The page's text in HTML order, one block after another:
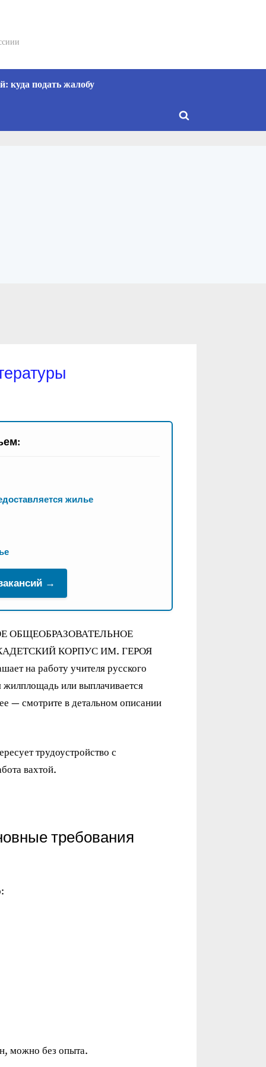
куда подать жалобу
Toggle
жилье
→
ОБЩЕОБРАЗОВАТЕЛЬНОЕ
КОРПУС ИМ. ГЕРОЯ
на работу учителя русского
жилплощадь или выплачивается
— смотрите в детальном описании
трудоустройство с
вахтой.
требования
можно без опыта.